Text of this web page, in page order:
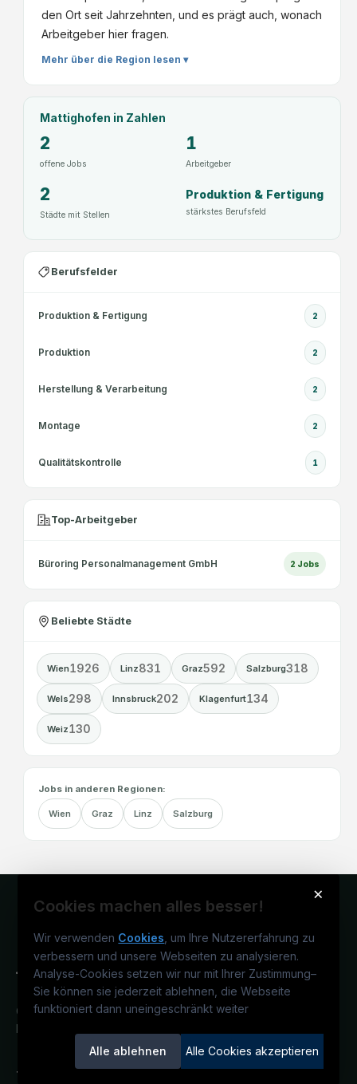
den Ort seit Jahrzehnten, und es prägt auch, wonach
Arbeitgeber hier fragen.
Mehr über die Region lesen ▾
Mattighofen in Zahlen
2
offene Jobs
1
Arbeitgeber
2
Städte mit Stellen
Produktion & Fertigung
stärkstes Berufsfeld
Berufsfelder
Produktion & Fertigung 2
Produktion 2
Herstellung & Verarbeitung 2
Montage 2
Qualitätskontrolle 1
Top-Arbeitgeber
Büroring Personalmanagement GmbH 2 Jobs
Beliebte Städte
Wien1926 Linz831 Graz592 Salzburg318
Wels298 Innsbruck202 Klagenfurt134
Weiz130
Jobs in anderen Regionen:
Wien Graz Linz Salzburg
×
Cookies machen alles besser!
Wir verwenden Cookies, um Ihre Nutzererfahrung zu
verbessern und unsere Webseiten zu analysieren.
Analyse-Cookies setzen wir nur mit Ihrer Zustimmung–
Sie können sie jederzeit ablehnen, die Webseite
funktioniert dann uneingeschränkt weiter
Alle ablehnen Alle Cookies akzeptieren
Österreichs technisches Karriereportal.
Ein Service der candidatis GmbH.
TECjobs.at